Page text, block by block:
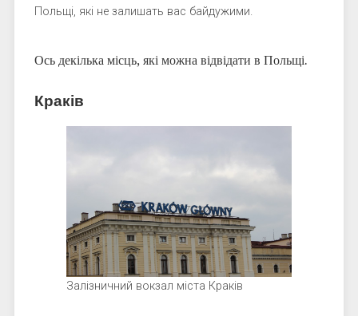
Польщі, які не залишать вас байдужими.
Ось декілька місць, які можна відвідати в Польщі.
Краків
Залізничний вокзал міста Краків